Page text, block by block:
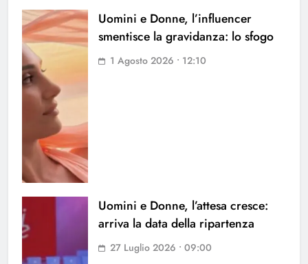
Uomini e Donne, l’influencer
smentisce la gravidanza: lo sfogo
1 Agosto 2026 • 12:10
Uomini e Donne, l’attesa cresce:
arriva la data della ripartenza
27 Luglio 2026 • 09:00